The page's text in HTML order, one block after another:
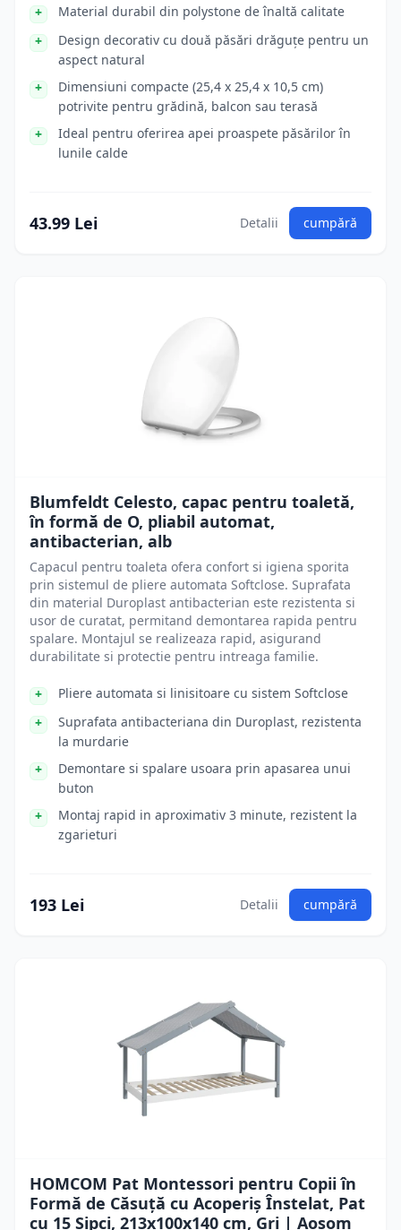
Material durabil din polystone de înaltă calitate
Design decorativ cu două păsări drăguțe pentru un
aspect natural
Dimensiuni compacte (25,4 x 25,4 x 10,5 cm)
potrivite pentru grădină, balcon sau terasă
Ideal pentru oferirea apei proaspete păsărilor în
lunile calde
43.99 Lei Detalii cumpără
Blumfeldt Celesto, capac pentru toaletă,
în formă de O, pliabil automat,
antibacterian, alb
Capacul pentru toaleta ofera confort si igiena sporita
prin sistemul de pliere automata Softclose. Suprafata
din material Duroplast antibacterian este rezistenta si
usor de curatat, permitand demontarea rapida pentru
spalare. Montajul se realizeaza rapid, asigurand
durabilitate si protectie pentru intreaga familie.
Pliere automata si linisitoare cu sistem Softclose
Suprafata antibacteriana din Duroplast, rezistenta
la murdarie
Demontare si spalare usoara prin apasarea unui
buton
Montaj rapid in aproximativ 3 minute, rezistent la
zgarieturi
193 Lei Detalii cumpără
HOMCOM Pat Montessori pentru Copii în
Formă de Căsuță cu Acoperiș Înstelat, Pat
cu 15 Șipci, 213x100x140 cm, Gri | Aosom